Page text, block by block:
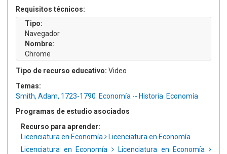
Requisitos técnicos:
Tipo:
Navegador
Nombre:
Chrome
Tipo de recurso educativo: Video
Temas:
Smith, Adam, 1723-1790 Economía -- Historia Economía
Programas de estudio asociados
Recurso para aprender:
Licenciatura en Economía
Licenciatura en Economía
Licenciatura en Economía
Licenciatura en Economía